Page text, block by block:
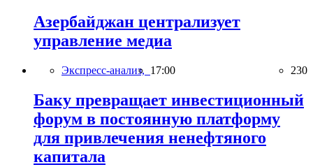
Азербайджан централизует
управление медиа
Экспресс-анализ, 17:00 230
Баку превращает инвестиционный
форум в постоянную платформу
для привлечения ненефтяного
капитала